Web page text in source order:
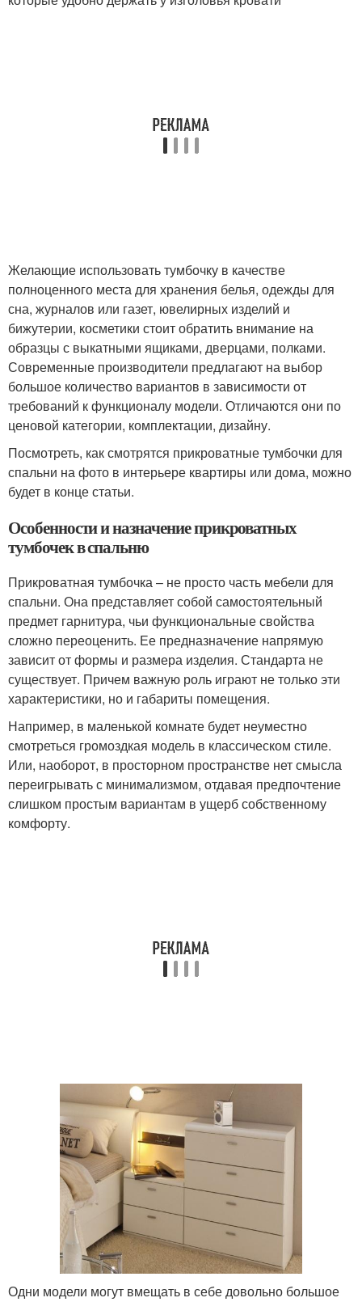
Желающие использовать тумбочку в качестве
полноценного места для хранения белья, одежды для
сна, журналов или газет, ювелирных изделий и
бижутерии, косметики стоит обратить внимание на
образцы с выкатными ящиками, дверцами, полками.
Современные производители предлагают на выбор
большое количество вариантов в зависимости от
требований к функционалу модели. Отличаются они по
ценовой категории, комплектации, дизайну.
Посмотреть, как смотрятся прикроватные тумбочки для
спальни на фото в интерьере квартиры или дома, можно
будет в конце статьи.
Особенности и назначение прикроватных
тумбочек в спальню
Прикроватная тумбочка – не просто часть мебели для
спальни. Она представляет собой самостоятельный
предмет гарнитура, чьи функциональные свойства
сложно переоценить. Ее предназначение напрямую
зависит от формы и размера изделия. Стандарта не
существует. Причем важную роль играют не только эти
характеристики, но и габариты помещения.
Например, в маленькой комнате будет неуместно
смотреться громоздкая модель в классическом стиле.
Или, наоборот, в просторном пространстве нет смысла
переигрывать с минимализмом, отдавая предпочтение
слишком простым вариантам в ущерб собственному
комфорту.
Одни модели могут вмещать в себе довольно большое